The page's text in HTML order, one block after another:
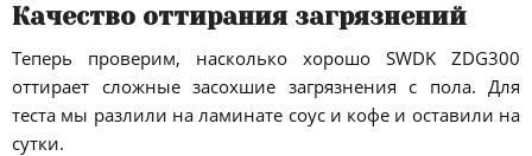
Качество оттирания загрязнений
Теперь проверим, насколько хорошо SWDK ZDG300
оттирает сложные засохшие загрязнения с пола. Для
теста мы разлили на ламинате соус и кофе и оставили на
сутки.